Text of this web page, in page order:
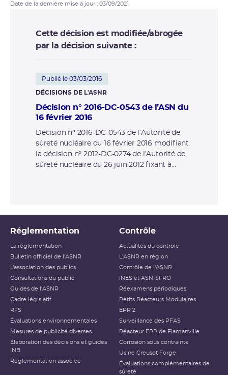
Date de la dernière mise à jour : 03/09/2021
Cette décision est modifiée/abrogée
par la décision suivante :
Publié le 03/03/2016
DÉCISIONS DE L'ASNR
Décision n° 2016-DC-0543 de l’ASN du
16 février 2016
Décision n° 2016-DC-0543 de l’Autorité de
sûreté nucléaire du 16 février 2016 modifiant
la décision n° 2012-DC-0274 de l’Autorité de
sûreté nucléaire du 26 juin 2012 fixant à
complémentaires de sûreté (ECS) des INB n°
Réglementation
La réglementation
Bulletin officiel de l'ASNR
L’association des publics
Consultations du public
Guides de l'ASNR
Cadre législatif
RFS
Évaluations environnementales
Mesures de publicité diverses
Élaboration des décisions et guides
INB
Réglementation associée
Contrôle
Actualités du contrôle
L'ASNR en région
Contrôle de l'ASNR
INES et ASN-SFRO
Réexamens périodiques
Petits Réacteurs Modulaires
EPR 2
Surveillance des PFAS
Réacteur EPR de Flamanville
Corrosion sous contrainte
Usine Creusot Forge
Évaluations complémentaires de
sûreté